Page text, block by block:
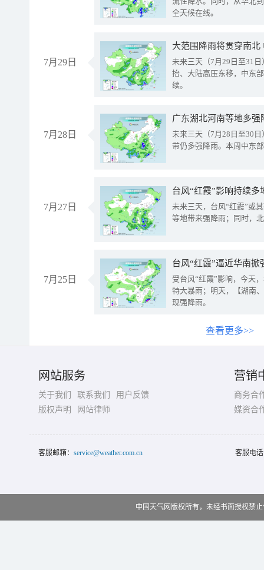
全天候在线。
7月29日
大范围降雨将贯穿南
未来三天（7月29日至31
抬、大陆高压东移，中东
续。
7月28日
广东湖北河南等地多
未来三天（7月28日至30
带仍多强降雨。本周中东
7月27日
台风“红霞”影响持续
未来三天，台风“红霞”或
等地带来强降雨；同时，
7月25日
台风“红霞”逼近华南
受台风“红霞”影响，今天
特大暴雨；明天，【湖南
现强降雨。
查看更多>>
网站服务
关于我们 联系我们
用户反馈
版权声明
网站律师
营销
商务合
媒资合
客服邮箱： service@weather.com.cn 客服电
中国天气网版权所有，未经书面授权